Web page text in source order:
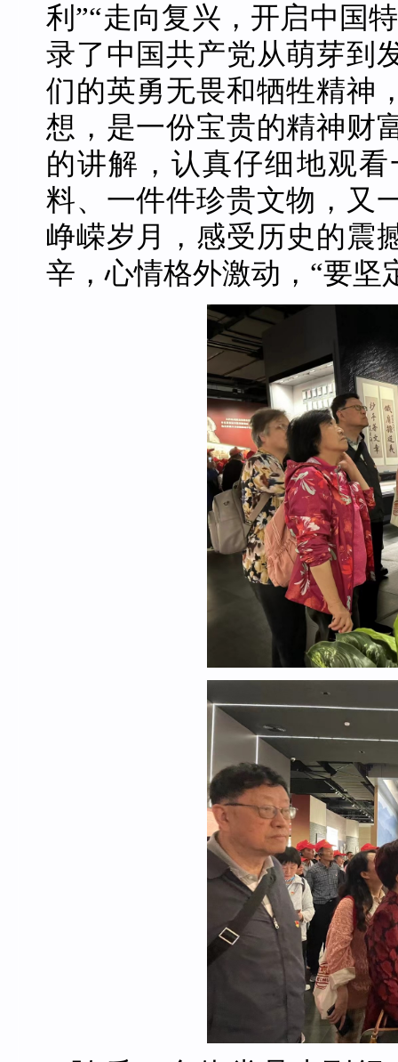
利”“走向复兴，开启中国
录了中国共产党从萌芽到
们的英勇无畏和牺牲精神
想，是一份宝贵的精神财
的讲解，认真仔细地观
料、一件件珍贵文物，又
峥嵘岁月，感受历史的震
辛，心情格外激动，“要坚